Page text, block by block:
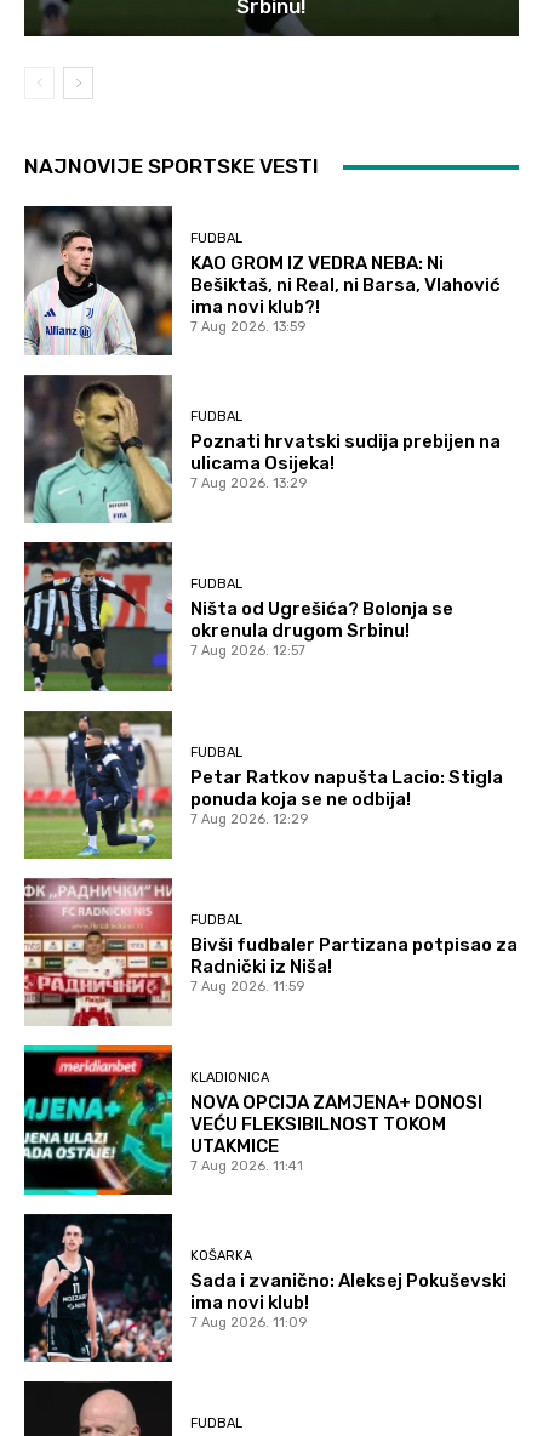
Srbinu!
NAJNOVIJE SPORTSKE VESTI
FUDBAL
KAO GROM IZ VEDRA NEBA: Ni
Bešiktaš, ni Real, ni Barsa, Vlahović
ima novi klub?!
7 Aug 2026. 13:59
FUDBAL
Poznati hrvatski sudija prebijen na
ulicama Osijeka!
7 Aug 2026. 13:29
FUDBAL
Ništa od Ugrešića? Bolonja se
okrenula drugom Srbinu!
7 Aug 2026. 12:57
FUDBAL
Petar Ratkov napušta Lacio: Stigla
ponuda koja se ne odbija!
7 Aug 2026. 12:29
FUDBAL
Bivši fudbaler Partizana potpisao za
Radnički iz Niša!
7 Aug 2026. 11:59
KLADIONICA
NOVA OPCIJA ZAMJENA+ DONOSI
VEĆU FLEKSIBILNOST TOKOM
UTAKMICE
7 Aug 2026. 11:41
KOŠARKA
Sada i zvanično: Aleksej Pokuševski
ima novi klub!
7 Aug 2026. 11:09
FUDBAL